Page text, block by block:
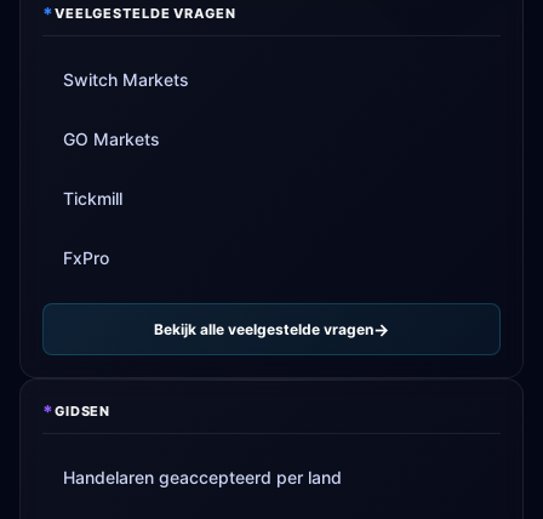
*VEELGESTELDE VRAGEN
Switch Markets
GO Markets
Tickmill
FxPro
Bekijk alle veelgestelde vragen
*GIDSEN
Handelaren geaccepteerd per land